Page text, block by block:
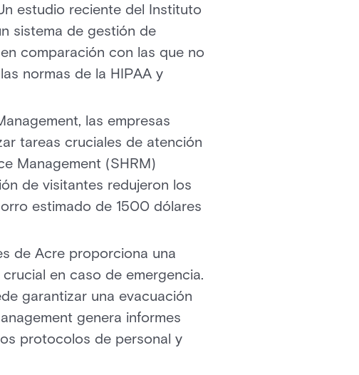
estudio reciente del Instituto
sistema de gestión de
comparación con las que no
normas de la HIPAA y
las empresas
tareas cruciales de atención
Management (SHRM)
de visitantes redujeron los
estimado de 1500 dólares
de Acre proporciona una
en caso de emergencia.
garantizar una evacuación
genera informes
protocolos de personal y